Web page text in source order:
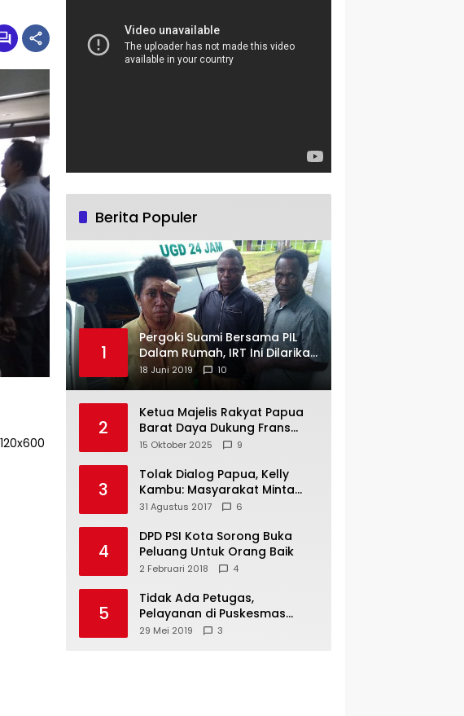
Berita Populer
1
Pergoki Suami Bersama PIL
Dalam Rumah, IRT Ini Dilarikan
ke RS
18 Juni 2019 10
2
Ketua Majelis Rakyat Papua
Barat Daya Dukung Frans
Pigome Sebagai Presidir PT
15 Oktober 2025 9
3
Tolak Dialog Papua, Kelly
Kambu: Masyarakat Minta
Pemekaran
31 Agustus 2017 6
4
DPD PSI Kota Sorong Buka
Peluang Untuk Orang Baik
2 Februari 2018 4
5
Tidak Ada Petugas,
Pelayanan di Puskesmas
Mare-Maybrat Lumpuh
29 Mei 2019 3